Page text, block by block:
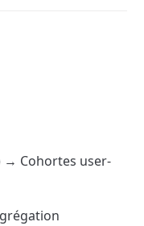
→ Cohortes user-